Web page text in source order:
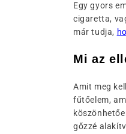
Egy gyors
cigaretta,
már tudja,
Mi az
Amit meg
fűtőelem,
gőzzé